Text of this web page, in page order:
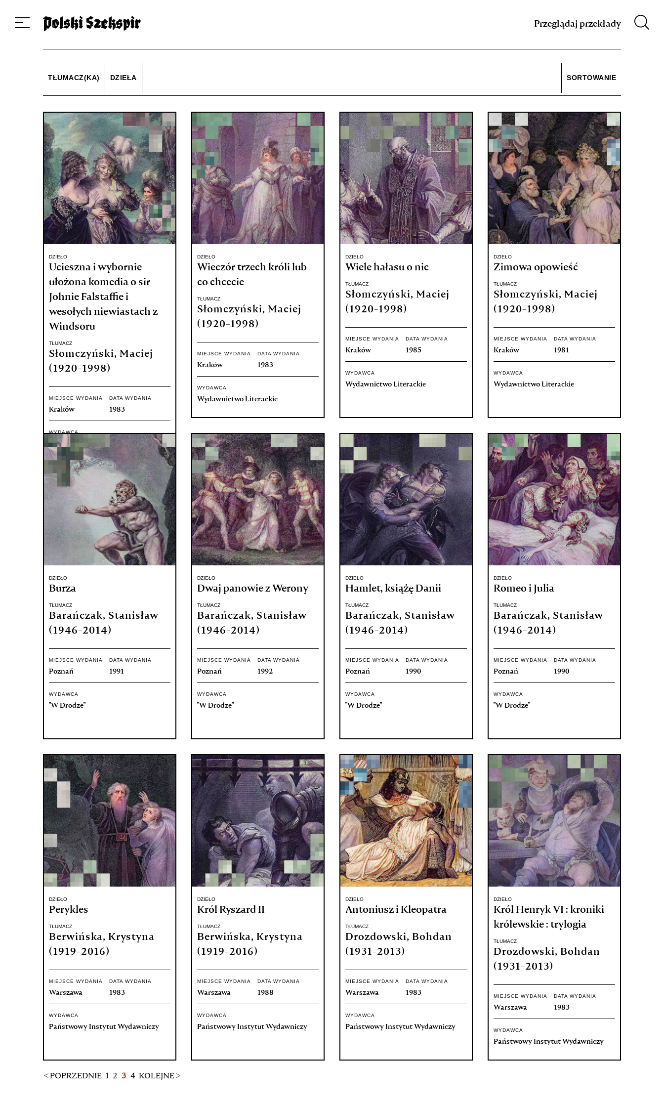
Przeglądaj przekłady
TŁUMACZ(KA) DZIEŁA SORTOWANIE
DZIEŁO
Ucieszna i wybornie
ułożona komedia o sir
Johnie Falstaffie i
wesołych niewiastach z
Windsoru
TŁUMACZ
Słomczyński, Maciej
(1920-1998)
MIEJSCE WYDANIA
Kraków
DATA WYDANIA
1983
WYDAWCA
Wydawnictwo Literackie
DZIEŁO
Wieczór trzech króli lub
co chcecie
TŁUMACZ
Słomczyński, Maciej
(1920-1998)
MIEJSCE WYDANIA
Kraków
DATA WYDANIA
1983
WYDAWCA
Wydawnictwo Literackie
DZIEŁO
Wiele hałasu o nic
TŁUMACZ
Słomczyński, Maciej
(1920-1998)
MIEJSCE WYDANIA
Kraków
DATA WYDANIA
1985
WYDAWCA
Wydawnictwo Literackie
DZIEŁO
Zimowa opowieść
TŁUMACZ
Słomczyński, Maciej
(1920-1998)
MIEJSCE WYDANIA
Kraków
DATA WYDANIA
1981
WYDAWCA
Wydawnictwo Literackie
DZIEŁO
Burza
TŁUMACZ
Barańczak, Stanisław
(1946-2014)
MIEJSCE WYDANIA
Poznań
DATA WYDANIA
1991
WYDAWCA
"W Drodze"
DZIEŁO
Dwaj panowie z Werony
TŁUMACZ
Barańczak, Stanisław
(1946-2014)
MIEJSCE WYDANIA
Poznań
DATA WYDANIA
1992
WYDAWCA
"W Drodze"
DZIEŁO
Hamlet, książę Danii
TŁUMACZ
Barańczak, Stanisław
(1946-2014)
MIEJSCE WYDANIA
Poznań
DATA WYDANIA
1990
WYDAWCA
"W Drodze"
DZIEŁO
Romeo i Julia
TŁUMACZ
Barańczak, Stanisław
(1946-2014)
MIEJSCE WYDANIA
Poznań
DATA WYDANIA
1990
WYDAWCA
"W Drodze"
DZIEŁO
Perykles
TŁUMACZ
Berwińska, Krystyna
(1919-2016)
MIEJSCE WYDANIA
Warszawa
DATA WYDANIA
1983
WYDAWCA
Państwowy Instytut Wydawniczy
DZIEŁO
Król Ryszard II
TŁUMACZ
Berwińska, Krystyna
(1919-2016)
MIEJSCE WYDANIA
Warszawa
DATA WYDANIA
1988
WYDAWCA
Państwowy Instytut Wydawniczy
DZIEŁO
Antoniusz i Kleopatra
TŁUMACZ
Drozdowski, Bohdan
(1931-2013)
MIEJSCE WYDANIA
Warszawa
DATA WYDANIA
1983
WYDAWCA
Państwowy Instytut Wydawniczy
DZIEŁO
Król Henryk VI : kroniki
królewskie : trylogia
TŁUMACZ
Drozdowski, Bohdan
(1931-2013)
MIEJSCE WYDANIA
Warszawa
DATA WYDANIA
1983
WYDAWCA
Państwowy Instytut Wydawniczy
< POPRZEDNIE 1 2 3 4 KOLEJNE >